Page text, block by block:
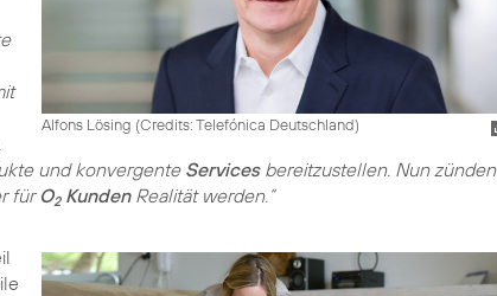
Alfons Lösing (Credits: Telefónica Deutschland)
und konvergente Servicesbereitzustellen. Nun zünden
für O2KundenRealität werden.“